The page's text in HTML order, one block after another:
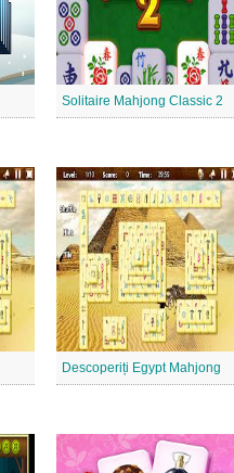
Solitaire Mahjong Classic 2
Descoperiți Egypt Mahjong